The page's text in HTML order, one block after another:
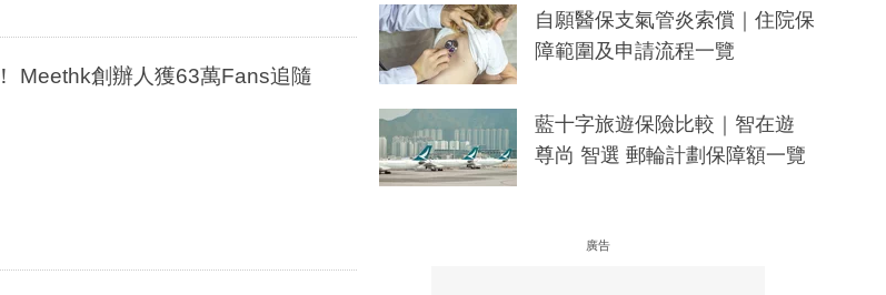
旅遊嗜好變事業！ Meethk創辦人獲63萬Fans追隨
自願醫保支氣管炎索償｜住院保
障範圍及申請流程一覽
藍十字旅遊保險比較｜智在遊
尊尚 智選 郵輪計劃保障額一覽
廣告